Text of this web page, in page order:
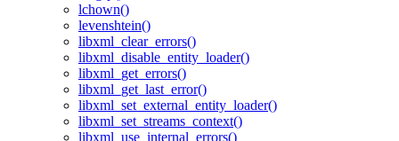
lchown()
levenshtein()
libxml_clear_errors()
libxml_disable_entity_loader()
libxml_get_errors()
libxml_get_last_error()
libxml_set_external_entity_loader()
libxml_set_streams_context()
libxml_use_internal_errors()